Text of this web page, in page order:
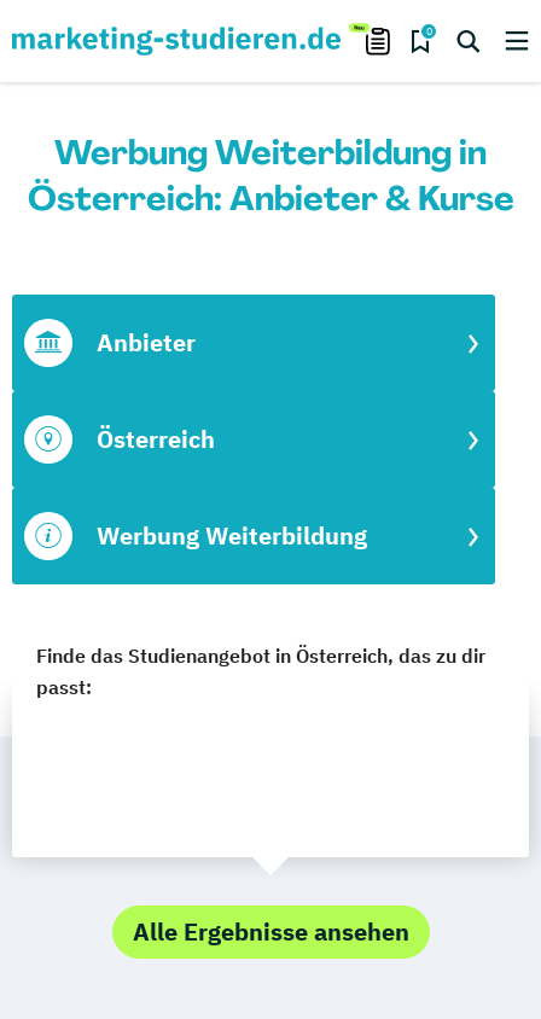
0
Werbung Weiterbildung in
Österreich: Anbieter & Kurse
Werbung Weiterbildung
Österreich
Anbieter
Finde das Studienangebot in Österreich, das zu dir
passt:
Alle Ergebnisse ansehen